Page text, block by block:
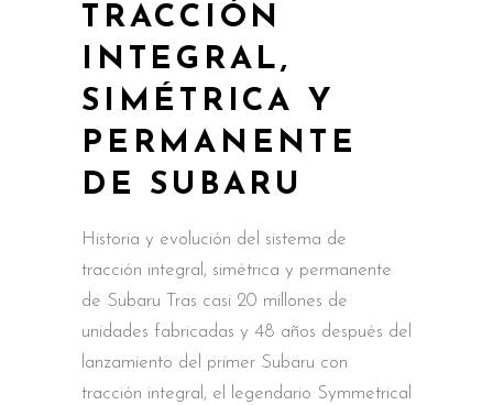
TRACCIÓN
INTEGRAL,
SIMÉTRICA Y
PERMANENTE
DE SUBARU
Historia y evolución del sistema de
tracción integral, simétrica y permanente
de Subaru Tras casi 20 millones de
unidades fabricadas y 48 años después del
lanzamiento del primer Subaru con
tracción integral, el legendario Symmetrical